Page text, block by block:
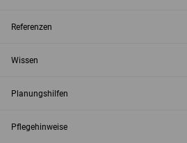
Referenzen
Wissen
Planungshilfen
Pflegehinweise